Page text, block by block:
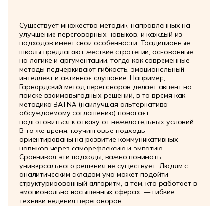
Существует множество методик, направленных на
улучшение переговорных навыков, и каждый из
подходов имеет свои особенности. Традиционные
школы предлагают жесткие стратегии, основанные
на логике и аргументации, тогда как современные
методы подчёркивают гибкость, эмоциональный
интеллект и активное слушание. Например,
Гарвардский метод переговоров делает акцент на
поиске взаимовыгодных решений, в то время как
методика BATNA (наилучшая альтернатива
обсуждаемому соглашению) помогает
подготовиться к отказу от нежелательных условий.
В то же время, коучинговые подходы
ориентированы на развитие коммуникативных
навыков через саморефлексию и эмпатию.
Сравнивая эти подходы, важно понимать:
универсального решения не существует. Людям с
аналитическим складом ума может подойти
структурированный алгоритм, а тем, кто работает в
эмоционально насыщенных сферах, — гибкие
техники ведения переговоров.